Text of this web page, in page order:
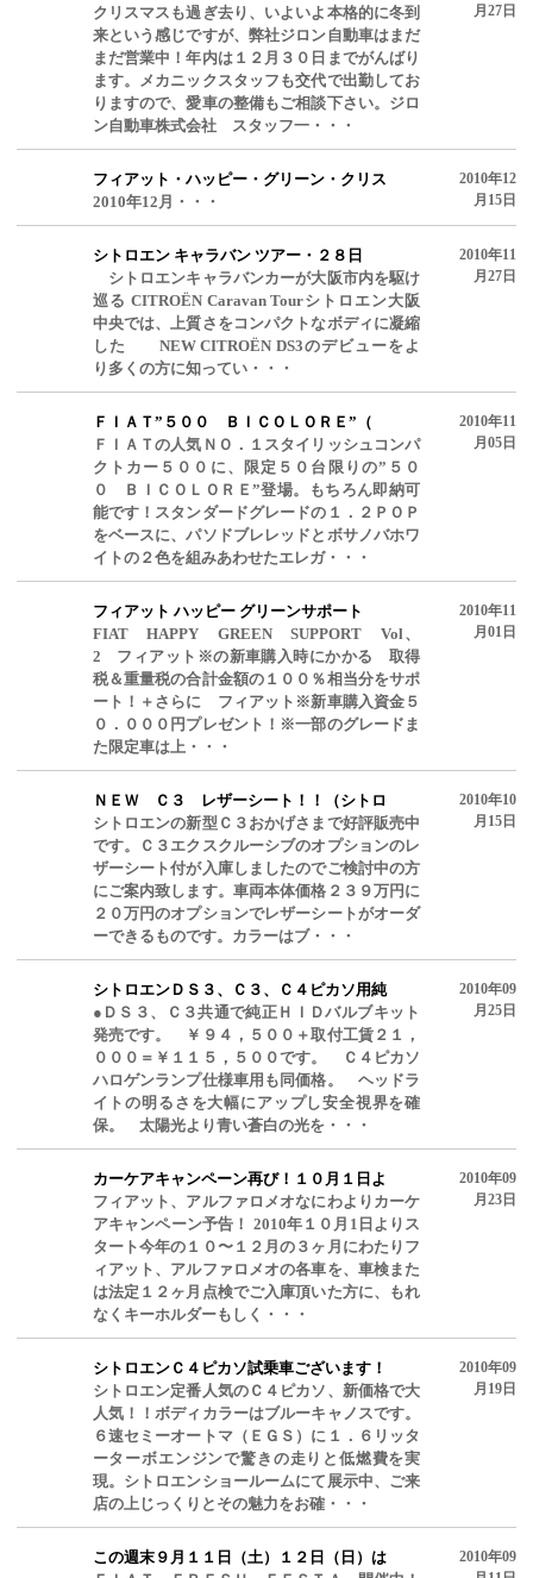
クリスマスも過ぎ去り、いよいよ本格的に冬到
来という感じですが、弊社ジロン自動車はまだ
まだ営業中！年内は１２月３０日までがんばり
ます。メカニックスタッフも交代で出勤してお
りますので、愛車の整備もご相談下さい。ジロ
ン自動車株式会社 スタッフ一・・・
月27日
フィアット・ハッピー・グリーン・クリス
2010年12月・・・
2010年12
月15日
シトロエン キャラバン ツアー・２８日
シトロエンキャラバンカーが大阪市内を駆け
巡る CITROËN Caravan Tourシトロエン大阪
中央では、上質さをコンパクトなボディに凝縮
した NEW CITROËN DS3のデビューをよ
り多くの方に知ってい・・・
2010年11
月27日
ＦＩＡＴ”５００ ＢＩＣＯＬＯＲＥ”（
ＦＩＡＴの人気ＮＯ．１スタイリッシュコンパ
クトカー５００に、限定５０台限りの”５０
０ ＢＩＣＯＬＯＲＥ”登場。もちろん即納可
能です！スタンダードグレードの１．２ＰＯＰ
をベースに、パソドブレレッドとボサノバホワ
イトの２色を組みあわせたエレガ・・・
2010年11
月05日
フィアット ハッピー グリーンサポート
FIAT HAPPY GREEN SUPPORT Vol、
2 フィアット※の新車購入時にかかる 取得
税＆重量税の合計金額の１００％相当分をサポ
ート！＋さらに フィアット※新車購入資金５
０．０００円プレゼント！※一部のグレードま
た限定車は上・・・
2010年11
月01日
ＮＥＷ Ｃ３ レザーシート！！（シトロ
シトロエンの新型Ｃ３おかげさまで好評販売中
です。Ｃ３エクスクルーシブのオプションのレ
ザーシート付が入庫しましたのでご検討中の方
にご案内致します。車両本体価格２３９万円に
２０万円のオプションでレザーシートがオーダ
ーできるものです。カラーはブ・・・
2010年10
月15日
シトロエンＤＳ３、Ｃ３、Ｃ４ピカソ用純
●ＤＳ３、Ｃ３共通で純正ＨＩＤバルブキット
発売です。 ￥９４，５００＋取付工賃２１，
０００＝￥１１５，５００です。 Ｃ４ピカソ
ハロゲンランプ仕様車用も同価格。 ヘッドラ
イトの明るさを大幅にアップし安全視界を確
保。 太陽光より青い蒼白の光を・・・
2010年09
月25日
カーケアキャンペーン再び！１０月１日よ
フィアット、アルファロメオなにわよりカーケ
アキャンペーン予告！ 2010年１０月1日よりス
タート今年の１０〜１２月の３ヶ月にわたりフ
ィアット、アルファロメオの各車を、車検また
は法定１２ヶ月点検でご入庫頂いた方に、もれ
なくキーホルダーもしく・・・
2010年09
月23日
シトロエンＣ４ピカソ試乗車ございます！
シトロエン定番人気のＣ４ピカソ、新価格で大
人気！！ボディカラーはブルーキャノスです。
６速セミーオートマ（ＥＧＳ）に１．６リッタ
ーターボエンジンで驚きの走りと低燃費を実
現。シトロエンショールームにて展示中、ご来
店の上じっくりとその魅力をお確・・・
2010年09
月19日
この週末９月１１日（土）１２日（日）は
2010年09